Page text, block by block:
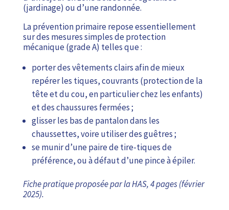
(jardinage) ou d’une randonnée.
La prévention primaire repose essentiellement
sur des mesures simples de protection
mécanique (grade A) telles que :
porter des vêtements clairs afin de mieux
repérer les tiques, couvrants (protection de la
tête et du cou, en particulier chez les enfants)
et des chaussures fermées ;
glisser les bas de pantalon dans les
chaussettes, voire utiliser des guêtres ;
se munir d’une paire de tire-tiques de
préférence, ou à défaut d’une pince à épiler.
Fiche pratique proposée par la HAS, 4 pages (février
2025).